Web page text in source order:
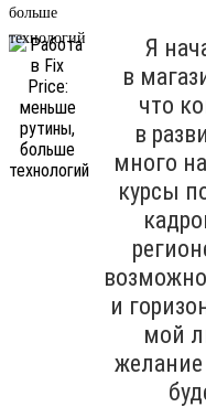
Я
в
что
в
много
курсы
и
мой
желание